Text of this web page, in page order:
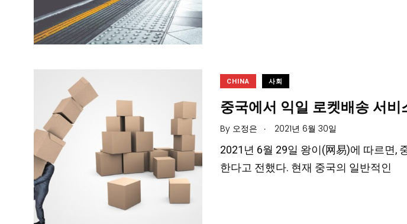
CHINA 사회
중국에서 익일 로켓배송 서비
By 오정은 . 2021년 6월 30일
2021년 6월 29일 왕이(网易)에 따르면,
한다고 전했다. 현재 중국의 일반적인